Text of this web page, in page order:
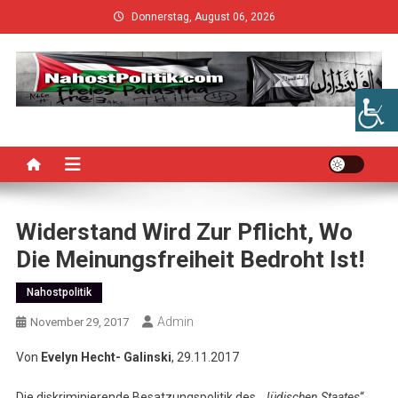
to
content
Donnerstag, August 06, 2026
Widerstand Wird Zur Pflicht, Wo
Die Meinungsfreiheit Bedroht Ist!
Nahostpolitik
November 29, 2017 Admin
Von Evelyn Hecht- Galinski, 29.11.2017